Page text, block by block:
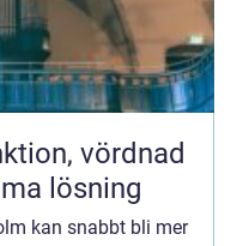
lösning
kan snabbt bli mer